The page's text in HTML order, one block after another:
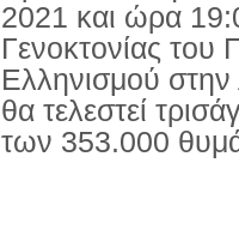
2021 και ώρα
Γενοκτονίας του
Ελληνισμού
θα τελεστεί
των 353.000